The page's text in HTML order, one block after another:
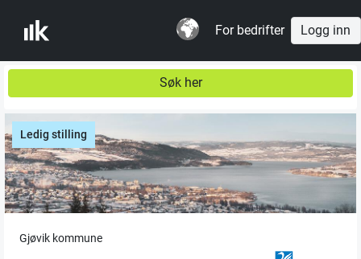
For bedrifter Logg inn
Søk her
Ledig stilling
Gjøvik kommune